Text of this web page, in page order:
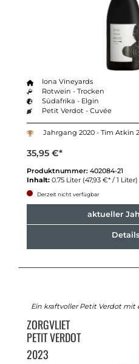
Iona Vineyards
Rotwein - Trocken
Südafrika - Elgin
Petit Verdot - Cuvée
Jahrgang 2020 - Tim Atkin
35,95 €*
Produktnummer: 402084-21
Inhalt: 0.75 Liter (47,93 €* / 1 Liter)
Derzeit nicht verfügbar
aktueller
Ein kraftvoller Petit Verdot
ZORGVLIET
PETIT VERDOT
2023